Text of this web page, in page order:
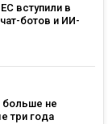
вступили в
ботов и ИИ-
не
три года